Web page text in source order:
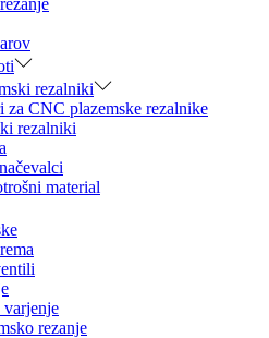
rezalniki
za CNC plazemske rezalnike
rezalniki
material
rezanje